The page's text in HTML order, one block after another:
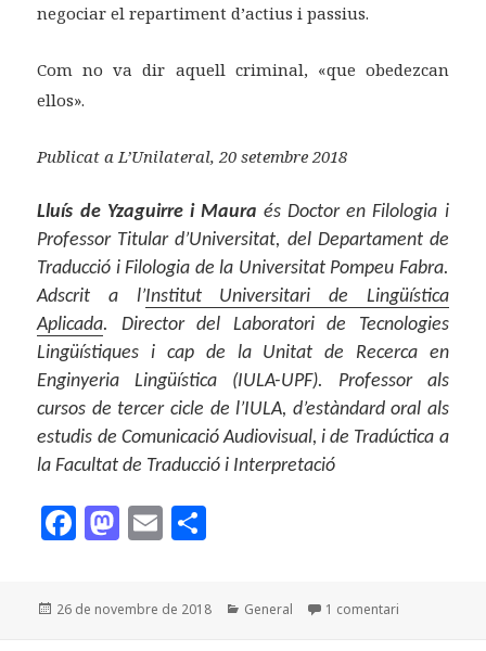
negociar el repartiment d’actius i passius.
Com no va dir aquell criminal, «que obedezcan
ellos».
Publicat a L’Unilateral, 20 setembre 2018
Lluís de Yzaguirre i Mauraés Doctor en Filologia i
Professor Titular d’Universitat, del Departament de
Traducció i Filologia de la Universitat Pompeu Fabra.
Adscrit a l’Institut Universitari de Lingüística
Aplicada. Director del Laboratori de Tecnologies
Lingüístiques i cap de la Unitat de Recerca en
Enginyeria Lingüística (IULA-UPF). Professor als
cursos de tercer cicle de l’IULA, d’estàndard oral als
estudis de Comunicació Audiovisual, i de Tradúctica a
la Facultat de Traducció i Interpretació
F
c
e
M
to
d
E
ai
l
m
p
Publicat
26 de novembre de 2018 Categories
General 1 comentari